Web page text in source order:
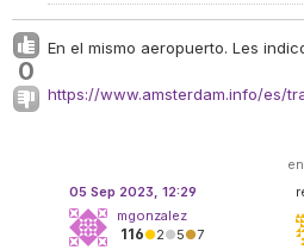
0
En el mismo aeropuerto. Les
https://www.amsterdam.info/es/
05 Sep 2023, 12:29
mgonzalez
116●2●5●7